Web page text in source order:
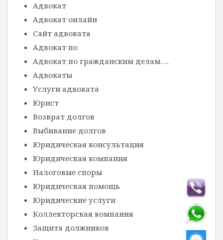
Адвокат
Адвокат онлайн
Сайт адвоката
Адвокат по
Адвокат по гражданским делам….
Адвокаты
Услуги адвоката
Юрист
Возврат долгов
Выбивание долгов
Юридическая консультация
Юридическая компания
Налоговые споры
Юридическая помощь
Юридические услуги
Коллекторская компания
Защита должников